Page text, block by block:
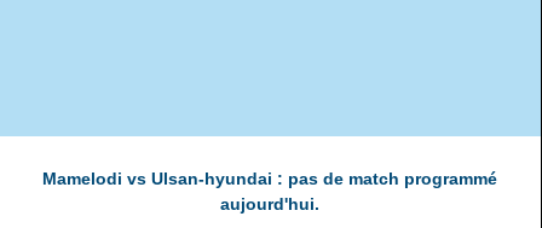
Mamelodi vs Ulsan-hyundai : pas de match programmé
aujourd'hui.